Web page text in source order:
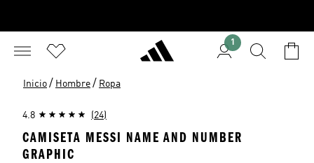
1
Inicio / Hombre / Ropa
4.8 (24)
CAMISETA MESSI NAME AND NUMBER
GRAPHIC